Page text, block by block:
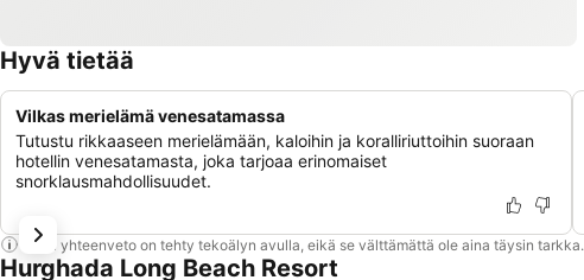
Hyvä tietää
Vilkas merielämä venesatamassa
Tutustu rikkaaseen merielämään, kaloihin ja koralliriuttoihin suoraan
hotellin venesatamasta, joka tarjoaa erinomaiset
snorklausmahdollisuudet.
Tämä yhteenveto on tehty tekoälyn avulla, eikä se välttämättä ole aina täysin tarkka.
Hurghada Long Beach Resort